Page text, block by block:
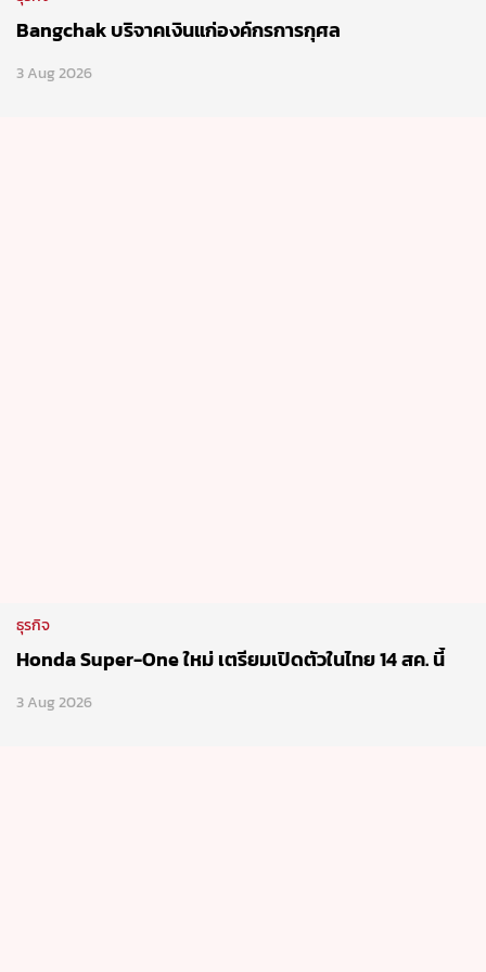
Bangchak บริจาคเงินแก่องค์กรการกุศล
3 Aug 2026
ธุรกิจ
Honda Super-One ใหม่ เตรียมเปิดตัวในไทย 14 สค. นี้
3 Aug 2026